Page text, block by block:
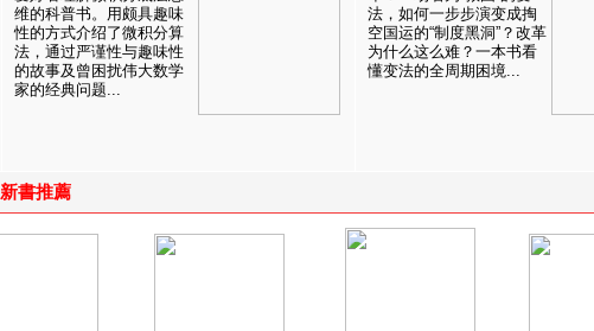
维的科普书。用颇具趣味
性的方式介绍了微积分算
法，通过严谨性与趣味性
的故事及曾困扰伟大数学
家的经典问题...
法，如何一步步演变成掏
空国运的“制度黑洞”？改革
为什么这么难？一本书看
懂变法的全周期困境...
新書推薦